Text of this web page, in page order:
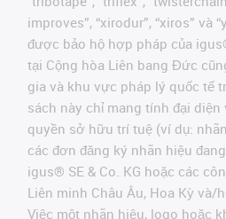
improves”, “xirodur”, “xiros” và
được bảo hộ hợp pháp của
tại Cộng hòa Liên bang Đức
gia và khu vực pháp lý quốc tế
sách này chỉ mang tính đại diện
quyền sở hữu trí tuệ (ví dụ:
các đơn đăng ký nhãn hiệu
igus® SE & Co. KG hoặc các
Liên minh Châu Âu, Hoa Kỳ và/
Việc một nhãn hiệu, logo hoặc